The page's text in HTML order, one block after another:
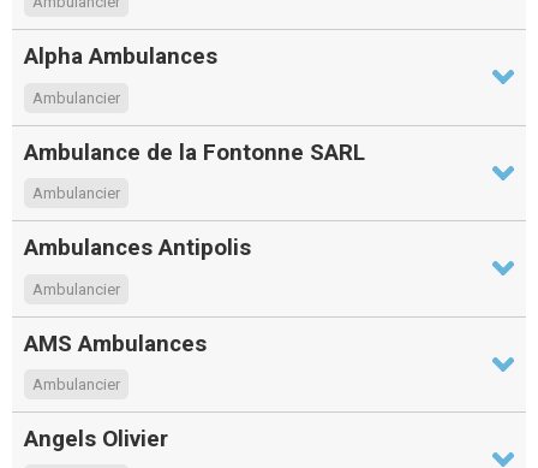
Alpha Ambulances
Ambulancier
Ambulance de la Fontonne SARL
Ambulancier
Ambulances Antipolis
Ambulancier
AMS Ambulances
Ambulancier
Angels Olivier